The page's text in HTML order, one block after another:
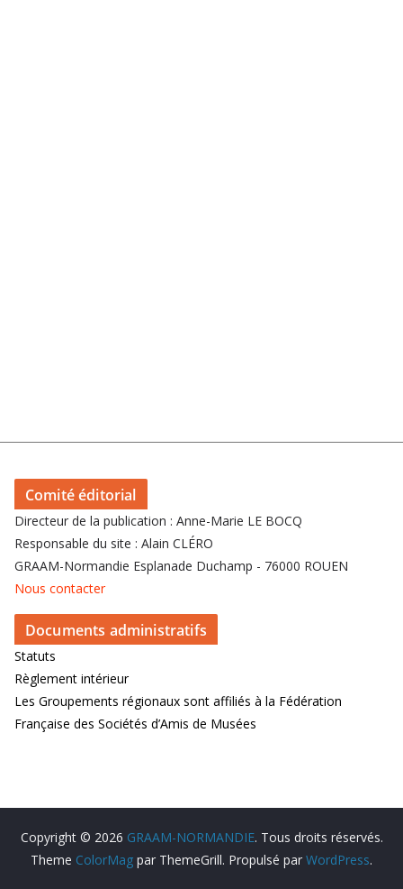
Comité éditorial
Directeur de la publication : Anne-Marie LE BOCQ
Responsable du site : Alain CLÉRO
GRAAM-Normandie Esplanade Duchamp - 76000 ROUEN
Nous contacter
Documents administratifs
Statuts
Règlement intérieur
Les Groupements régionaux sont affiliés à la Fédération
Française des Sociétés d’Amis de Musées
Copyright © 2026 GRAAM-NORMANDIE. Tous droits réservés.
Theme ColorMag par ThemeGrill. Propulsé par WordPress.